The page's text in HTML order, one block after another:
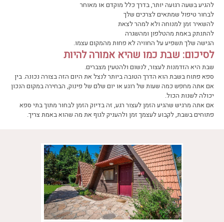
להגיע בשעה רגועה יותר, בדרך כלל מוקדם או מאוחר
לבחור טיפול שמתאים לצרכים שלך
להשאיר זמן למנוחה ולא למהר לצאת
להתנתק באמת מהטלפון ומהשגרה
הגישה שלך תשפיע על החוויה לא פחות מהמקום עצמו.
לסיכום: שבת כמו שהיא אמורה להיות
שבת היא הזדמנות לעצור, לנשום ולהטעין מצברים.
ספא פתוח בשבת הוא הדרך הטובה ביותר לנצל את היום הזה בצורה נכונה. בין
אם אתה מחפש כמה שעות של רוגע או יום שלם של פינוק, הבחירה במקום הנכון
יכולה לשנות הכול.
אם אתה מרגיש שהגיע הזמן לעצור רגע, זה בדיוק הזמן לבחור מתוך בתי ספא
פתוחים בשבת, לקבוע לעצמך זמן ולהעניק לגוף את מה שהוא באמת צריך.